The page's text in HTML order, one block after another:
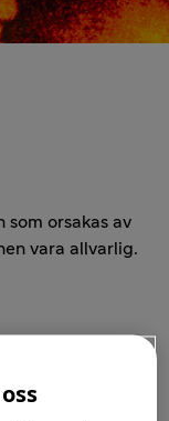
orsakas av
vara allvarlig.
A